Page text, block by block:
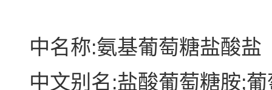
中名称:氨基葡萄糖盐酸盐
中文别名:盐酸葡萄糖胺;